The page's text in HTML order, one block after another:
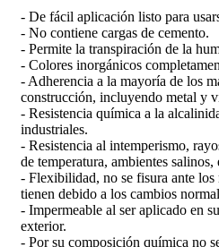
- De fácil aplicación listo para
- No contiene cargas de cemento.
- Permite la transpiración de la
- Colores inorgánicos
- Adherencia a la mayoría de los
construcción, incluyendo metal y
- Resistencia química a la
industriales.
- Resistencia al intemperismo,
de temperatura, ambientes salinos,
- Flexibilidad, no se fisura ante los
tienen debido a los cambios
- Impermeable al ser aplicado en
exterior.
- Por su composición química no